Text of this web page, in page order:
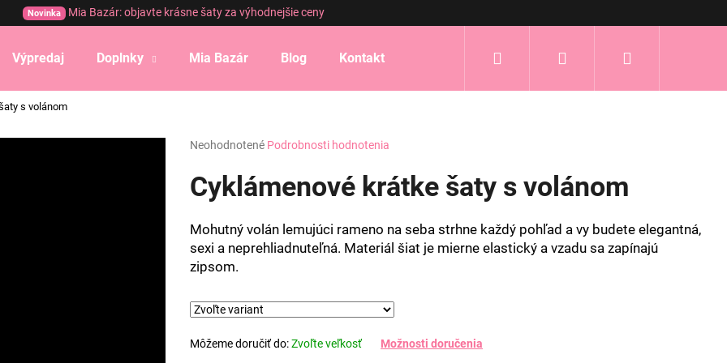
Novinka Mia Bazár: objavte krásne šaty za výhodnejšie ceny
Výpredaj Doplnky Mia Bazár Blog Kontakt Prihlásenie
s volánom
Priemerné
produktu
je
5
hviezdičiek.
Neohodnotené Podrobnosti hodnotenia
Cyklámenové krátke šaty s volánom
Mohutný volán lemujúci rameno na seba strhne každý pohľad a vy budete elegantná,
sexi a neprehliadnuteľná. Materiál šiat je mierne elastický a vzadu sa zapínajú
zipsom.
Môžeme doručiť do:Zvoľte veľkosť Možnosti doručenia
Čo potrebujete nájsť?
HĽADAŤ